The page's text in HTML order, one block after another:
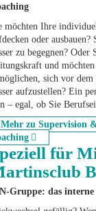
möchten Ihre
oder
zu begegnen?
und
sich vor dem
aufzustellen? Ein
– egal, ob Sie
Mehr zu Supervision
für
Gruppe: das